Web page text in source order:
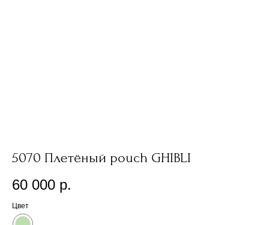
5070 Плетёный pouch GHIBLI
60 000 р.
Цвет